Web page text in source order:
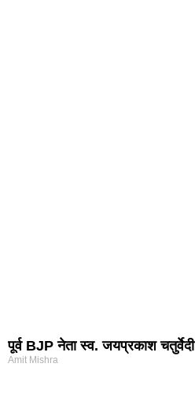
पूर्व BJP नेता स्व. जयप्रकाश
Amit Mishra